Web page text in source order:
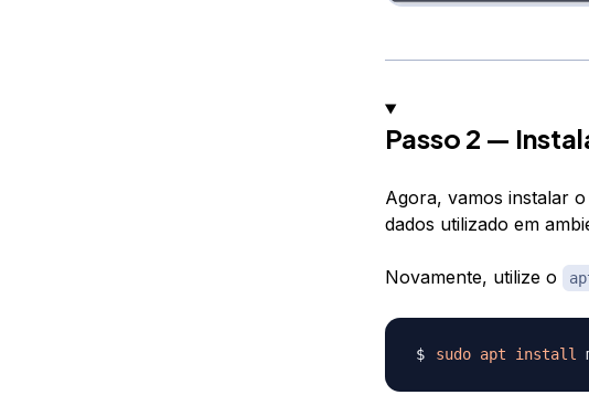
Passo 2 —
Agora, vamos instalar
dados utilizado em
Novamente, utilize o
sudo apt install